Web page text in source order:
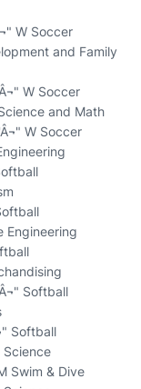
W Soccer
and Family
W Soccer
and Math
W Soccer
Engineering
Softball
Softball
Science
Swim & Dive